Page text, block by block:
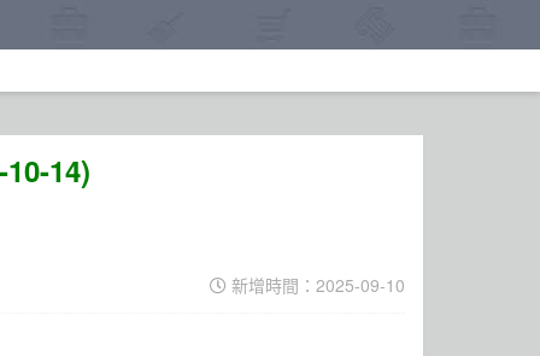
14)
新增時間：2025-09-10